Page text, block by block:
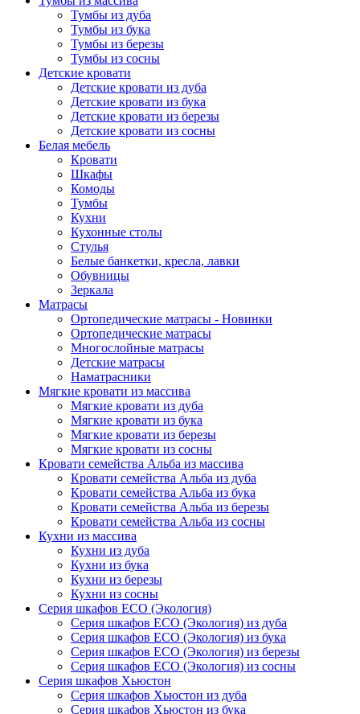
Тумбы из дуба
Тумбы из бука
Тумбы из березы
Тумбы из сосны
Детские кровати
Детские кровати из дуба
Детские кровати из бука
Детские кровати из березы
Детские кровати из сосны
Белая мебель
Кровати
Шкафы
Комоды
Тумбы
Кухни
Кухонные столы
Стулья
Белые банкетки, кресла, лавки
Обувницы
Зеркала
Матрасы
Ортопедические матрасы - Новинки
Ортопедические матрасы
Многослойные матрасы
Детские матрасы
Наматрасники
Мягкие кровати из массива
Мягкие кровати из дуба
Мягкие кровати из бука
Мягкие кровати из березы
Мягкие кровати из сосны
Кровати семейства Альба из массива
Кровати семейства Альба из дуба
Кровати семейства Альба из бука
Кровати семейства Альба из березы
Кровати семейства Альба из сосны
Кухни из массива
Кухни из дуба
Кухни из бука
Кухни из березы
Кухни из сосны
Серия шкафов ECO (Экология)
Серия шкафов ECO (Экология) из дуба
Серия шкафов ECO (Экология) из бука
Серия шкафов ECO (Экология) из березы
Серия шкафов ECO (Экология) из сосны
Серия шкафов Хьюстон
Серия шкафов Хьюстон из дуба
Серия шкафов Хьюстон из бука